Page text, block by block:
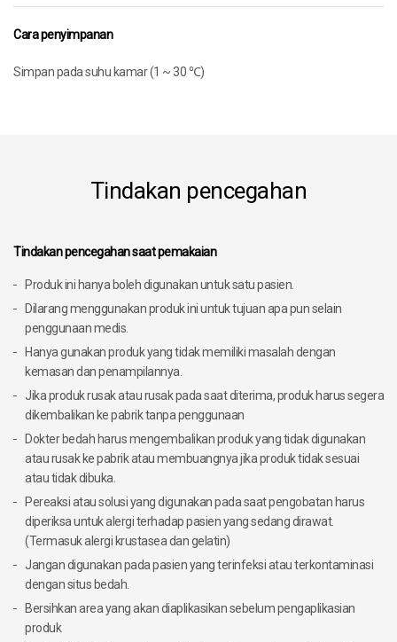
Cara penyimpanan
Simpan pada suhu kamar (1 ~ 30 ℃)
Tindakan pencegahan
Tindakan pencegahan saat pemakaian
Produk ini hanya boleh digunakan untuk satu pasien.
Dilarang menggunakan produk ini untuk tujuan apa pun selain
penggunaan medis.
Hanya gunakan produk yang tidak memiliki masalah dengan
kemasan dan penampilannya.
Jika produk rusak atau rusak pada saat diterima, produk harus segera
dikembalikan ke pabrik tanpa penggunaan
Dokter bedah harus mengembalikan produk yang tidak digunakan
atau rusak ke pabrik atau membuangnya jika produk tidak sesuai
atau tidak dibuka.
Pereaksi atau solusi yang digunakan pada saat pengobatan harus
diperiksa untuk alergi terhadap pasien yang sedang dirawat.
(Termasuk alergi krustasea dan gelatin)
Jangan digunakan pada pasien yang terinfeksi atau terkontaminasi
dengan situs bedah.
Bersihkan area yang akan diaplikasikan sebelum pengaplikasian
produk